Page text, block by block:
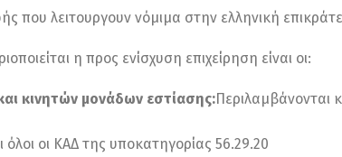
που λειτουργουν νόμιμα στην ελληνική
η προς ενίσχυση επιχείρηση είναι οι:
κινητών μονάδων εστίασης:Περιλαμβάνονται
όλοι οι ΚΑΔ της υποκατηγορίας 56.29.20